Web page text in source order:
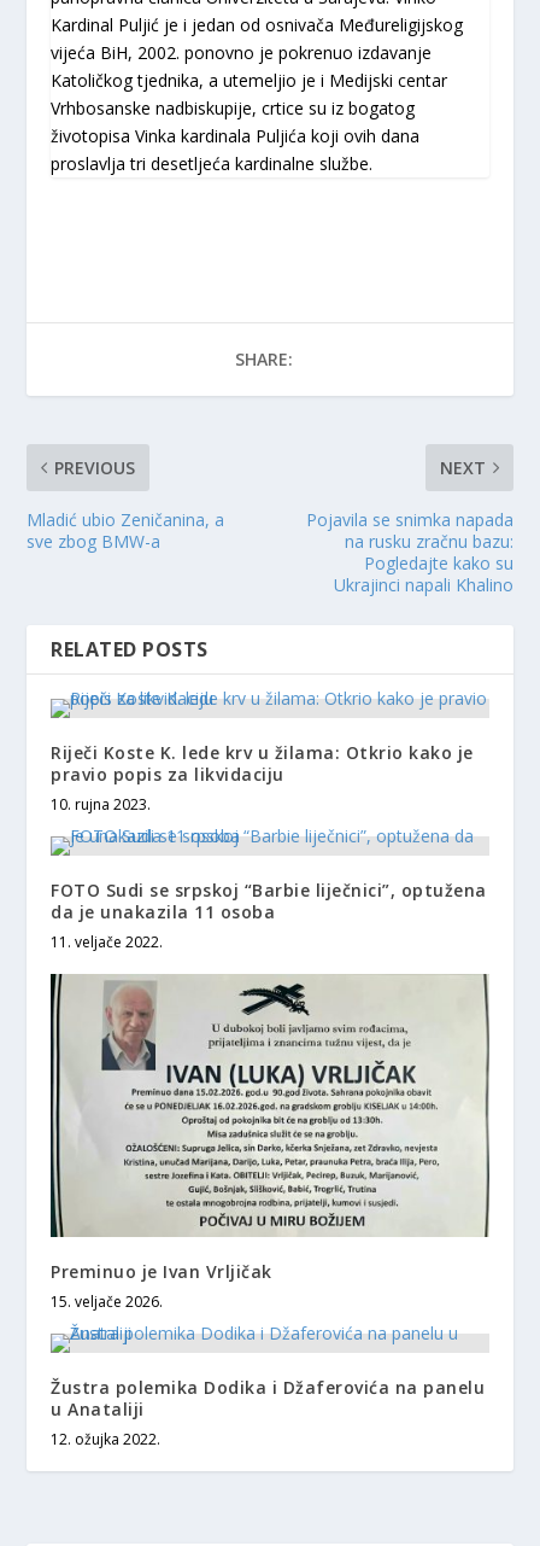
Kardinal Puljić je i jedan od osnivača Međureligijskog
vijeća BiH, 2002. ponovno je pokrenuo izdavanje
Katoličkog tjednika, a utemeljio je i Medijski centar
Vrhbosanske nadbiskupije, crtice su iz bogatog
životopisa Vinka kardinala Puljića koji ovih dana
proslavlja tri desetljeća kardinalne službe.
SHARE:
PREVIOUS
Mladić ubio Zeničanina, a
sve zbog BMW-a
NEXT
Pojavila se snimka napada
na rusku zračnu bazu:
Pogledajte kako su
Ukrajinci napali Khalino
RELATED POSTS
Riječi Koste K. lede krv u žilama: Otkrio kako je
pravio popis za likvidaciju
10. rujna 2023.
FOTO Sudi se srpskoj “Barbie liječnici”, optužena
da je unakazila 11 osoba
11. veljače 2022.
Preminuo je Ivan Vrljičak
15. veljače 2026.
Žustra polemika Dodika i Džaferovića na panelu
u Anataliji
12. ožujka 2022.